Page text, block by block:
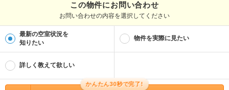
この物件にお問い合わせ
お問い合わせの内容を選択してください
最新の空室状況を
知りたい
物件を実際に見たい
詳しく教えて欲しい
かんたん30秒で完了!